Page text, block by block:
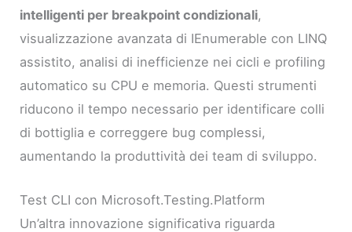
intelligenti per breakpoint condizionali,
visualizzazione avanzata di IEnumerable con LINQ
assistito, analisi di inefficienze nei cicli e profiling
automatico su CPU e memoria. Questi strumenti
riducono il tempo necessario per identificare colli
di bottiglia e correggere bug complessi,
aumentando la produttività dei team di sviluppo.
Test CLI con Microsoft.Testing.Platform
Un’altra innovazione significativa riguarda